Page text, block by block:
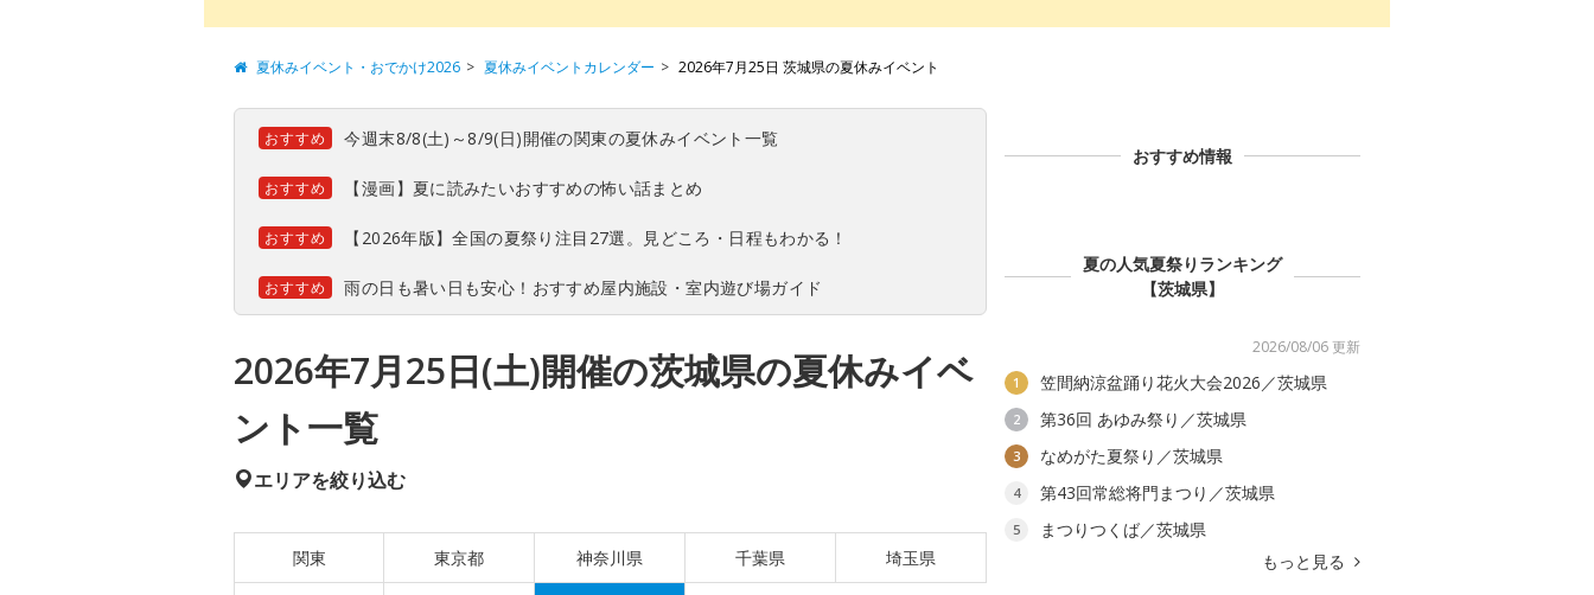
夏休みイベント・おでかけ2026 夏休みイベントカレンダー 2026年7月25日 茨城県の夏休みイベント
おすすめ 今週末8/8(土)～8/9(日)開催の関東の夏休みイベント一覧
おすすめ 【漫画】夏に読みたいおすすめの怖い話まとめ
おすすめ 【2026年版】全国の夏祭り注目27選。見どころ・日程もわかる！
おすすめ 雨の日も暑い日も安心！おすすめ屋内施設・室内遊び場ガイド
2026年7月25日(土)開催の茨城県の夏休みイベ
ント一覧
エリアを絞り込む
関東 東京都 神奈川県 千葉県 埼玉県
おすすめ情報
夏の人気夏祭りランキング
【茨城県】
2026/08/06 更新
1 笠間納涼盆踊り花火大会2026／茨城県
2 第36回 あゆみ祭り／茨城県
3 なめがた夏祭り／茨城県
4 第43回常総将門まつり／茨城県
5
まつりつくば／茨城県
もっと見る